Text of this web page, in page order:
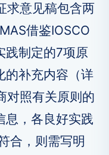
求意见稿包含两
借鉴IOSCO
践制定的7项原
的补充内容（详
对照有关原则的
息，各良好实践
合，则需写明